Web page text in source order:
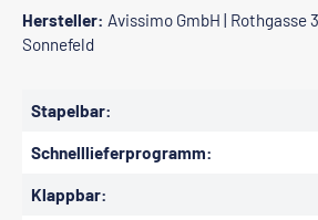
Hersteller: Avissimo GmbH | Rothgasse
Sonnefeld
Stapelbar:
Schnelllieferprogramm:
Klappbar: